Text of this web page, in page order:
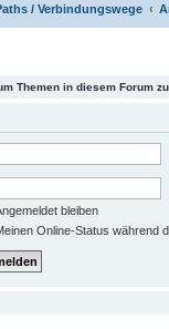
/ Verbindungswege
Themen in diesem Forum
bleiben
Online-Status während